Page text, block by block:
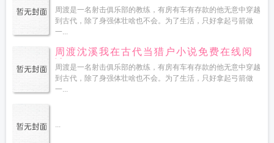
周渡是一名射击俱乐部的教练，有房有车有存款的他无意中穿越
到古代，除了身强体壮啥也不会。为了生活，只好拿起弓箭做
一...
周渡沈溪我在古代当猎户小说免费在线阅
读
周渡是一名射击俱乐部的教练，有房有车有存款的他无意中穿越
到古代，除了身强体壮啥也不会。为了生活，只好拿起弓箭做
一...
...